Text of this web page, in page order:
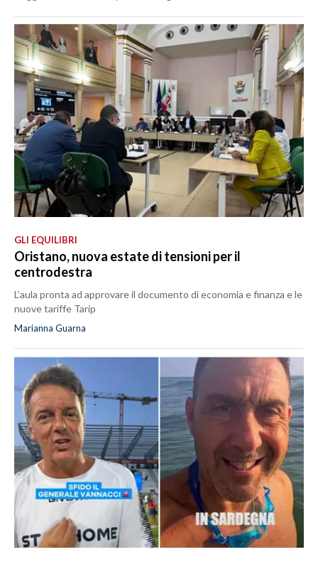
GLI EQUILIBRI
Oristano, nuova estate di tensioni per il
centrodestra
L’aula pronta ad approvare il documento di economia e finanza e le
nuove tariffe Tarip
Marianna Guarna